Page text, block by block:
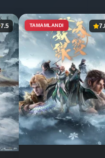
7.5 TAMAMLANDI